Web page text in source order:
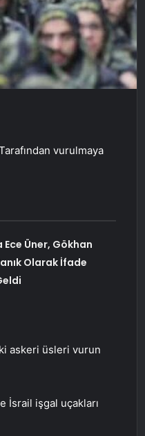
vurulmaya
Üner, Gökhan
Olarak İfade
askeri üsleri vurun
İsrail işgal uçakları